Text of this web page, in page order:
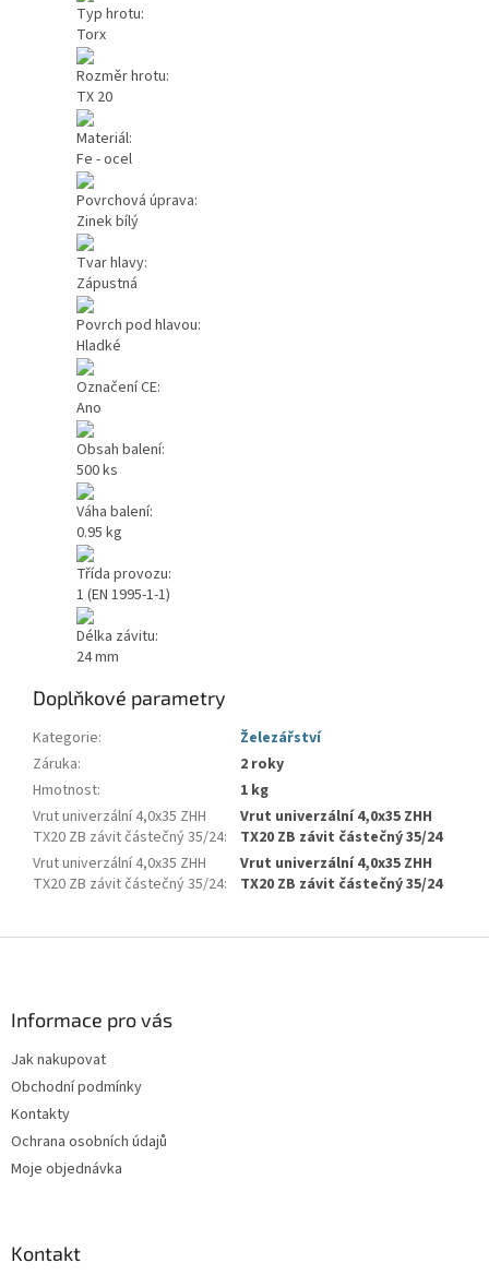
Typ hrotu:
Torx
Rozměr hrotu:
TX 20
Materiál:
Fe - ocel
Povrchová úprava:
Zinek bílý
Tvar hlavy:
Zápustná
Povrch pod hlavou:
Hladké
Označení CE:
Ano
Obsah balení:
500 ks
Váha balení:
0.95 kg
Třída provozu:
1 (EN 1995-1-1)
Délka závitu:
24 mm
Doplňkové parametry
Kategorie:
Železářství
Záruka:
2 roky
Hmotnost:
1 kg
Vrut univerzální 4,0x35 ZHH
TX20 ZB závit částečný 35/24:
Vrut univerzální 4,0x35 ZHH
TX20 ZB závit částečný 35/24
Vrut univerzální 4,0x35 ZHH
TX20 ZB závit částečný 35/24:
Vrut univerzální 4,0x35 ZHH
TX20 ZB závit částečný 35/24
Informace pro vás
Jak nakupovat
Obchodní podmínky
Kontakty
Ochrana osobních údajů
Moje objednávka
Kontakt